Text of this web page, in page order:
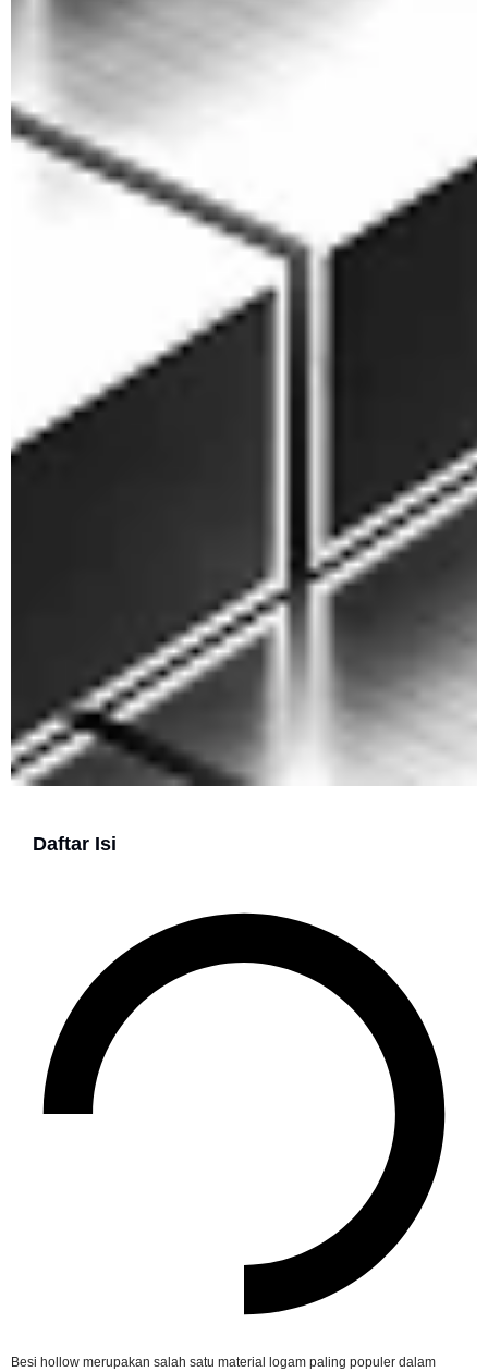
Daftar Isi
Besi hollow merupakan salah satu material logam paling populer dalam